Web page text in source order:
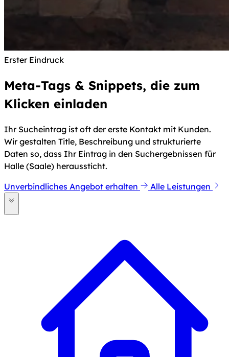
Erster Eindruck
Meta-Tags & Snippets, die zum
Klicken einladen
Ihr Sucheintrag ist oft der erste Kontakt mit Kunden.
Wir gestalten Title, Beschreibung und strukturierte
Daten so, dass Ihr Eintrag in den Suchergebnissen für
Halle (Saale) heraussticht.
Unverbindliches Angebot erhalten
Alle Leistungen